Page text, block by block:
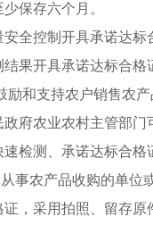
保存六个月。
安全控制开具承诺达标
结果开具承诺达标合格
励和支持农户销售农
政府农业农村主管部
检测、承诺达标合格
事农产品收购的单位
证，采用拍照、留存